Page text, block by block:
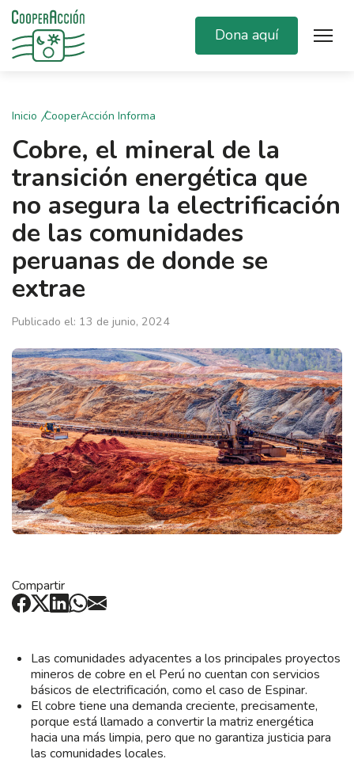
Dona aquí
Inicio CooperAcción Informa
Cobre, el mineral de la
transición energética que
no asegura la electrificación
de las comunidades
peruanas de donde se
extrae
Publicado el: 13 de junio, 2024
Compartir
Las comunidades adyacentes a los principales proyectos
mineros de cobre en el Perú no cuentan con servicios
básicos de electrificación, como el caso de Espinar.
El cobre tiene una demanda creciente, precisamente,
porque está llamado a convertir la matriz energética
hacia una más limpia, pero que no garantiza justicia para
las comunidades locales.